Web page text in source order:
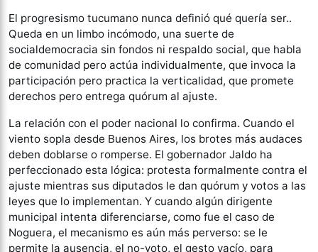
El progresismo tucumano nunca definió qué quería ser..
Queda en un limbo incómodo, una suerte de
socialdemocracia sin fondos ni respaldo social, que habla
de comunidad pero actúa individualmente, que invoca la
participación pero practica la verticalidad, que promete
derechos pero entrega quórum al ajuste.
La relación con el poder nacional lo confirma. Cuando el
viento sopla desde Buenos Aires, los brotes más audaces
deben doblarse o romperse. El gobernador Jaldo ha
perfeccionado esta lógica: protesta formalmente contra el
ajuste mientras sus diputados le dan quórum y votos a las
leyes que lo implementan. Y cuando algún dirigente
municipal intenta diferenciarse, como fue el caso de
Noguera, el mecanismo es aún más perverso: se le
permite la ausencia, el no-voto, el gesto vacío, para